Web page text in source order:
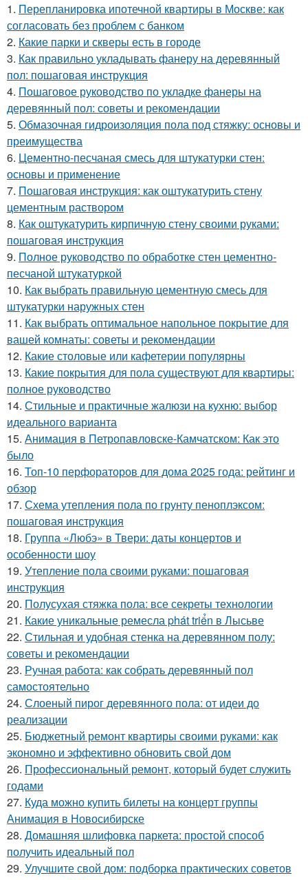
1. Перепланировка ипотечной квартиры в Москве: как
согласовать без проблем с банком
2. Какие парки и скверы есть в городе
3. Как правильно укладывать фанеру на деревянный
пол: пошаговая инструкция
4. Пошаговое руководство по укладке фанеры на
деревянный пол: советы и рекомендации
5. Обмазочная гидроизоляция пола под стяжку: основы и
преимущества
6. Цементно-песчаная смесь для штукатурки стен:
основы и применение
7. Пошаговая инструкция: как оштукатурить стену
цементным раствором
8. Как оштукатурить кирпичную стену своими руками:
пошаговая инструкция
9. Полное руководство по обработке стен цементно-
песчаной штукатуркой
10. Как выбрать правильную цементную смесь для
штукатурки наружных стен
11. Как выбрать оптимальное напольное покрытие для
вашей комнаты: советы и рекомендации
12. Какие столовые или кафетерии популярны
13. Какие покрытия для пола существуют для квартиры:
полное руководство
14. Стильные и практичные жалюзи на кухню: выбор
идеального варианта
15. Анимация в Петропавловске-Камчатском: Как это
было
16. Топ-10 перфораторов для дома 2025 года: рейтинг и
обзор
17. Схема утепления пола по грунту пеноплэксом:
пошаговая инструкция
18. Группа «Любэ» в Твери: даты концертов и
особенности шоу
19. Утепление пола своими руками: пошаговая
инструкция
20. Полусухая стяжка пола: все секреты технологии
21. Какие уникальные ремесла phát triển в Лысьве
22. Стильная и удобная стенка на деревянном полу:
советы и рекомендации
23. Ручная работа: как собрать деревянный пол
самостоятельно
24. Слоеный пирог деревянного пола: от идеи до
реализации
25. Бюджетный ремонт квартиры своими руками: как
экономно и эффективно обновить свой дом
26. Профессиональный ремонт, который будет служить
годами
27. Куда можно купить билеты на концерт группы
Анимация в Новосибирске
28. Домашняя шлифовка паркета: простой способ
получить идеальный пол
29. Улучшите свой дом: подборка практических советов